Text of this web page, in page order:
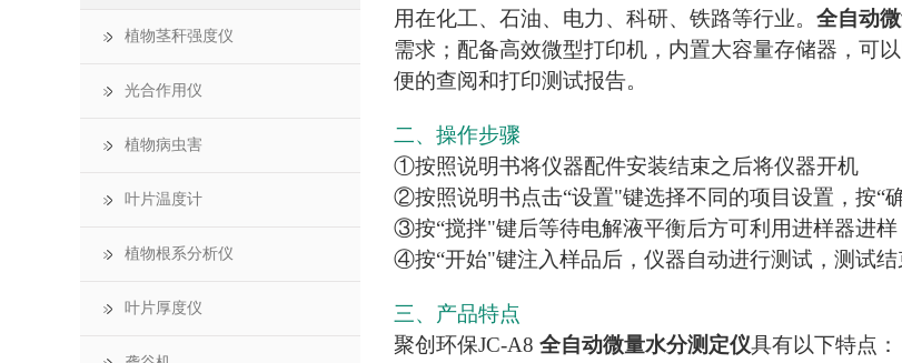
用在化工、石油、电力、科研、铁路等行业。 全自动
需求；配备高效微型打印机，内置大容量存储器，可
便的查阅和打印测试报告。
二、操作步骤
①按照说明书将仪器配件安装结束之后将仪器开机
②按照说明书点击“设置"键选择不同的项目设置，按“
③按“搅拌"键后等待电解液平衡后方可利用进样器进样
④按“开始"键注入样品后，仪器自动进行测试，测试
三、产品特点
聚创环保JC-A8 全自动微量水分测定仪具有以下特点：
植物茎秆强度仪
光合作用仪
植物病虫害
叶片温度计
植物根系分析仪
叶片厚度仪